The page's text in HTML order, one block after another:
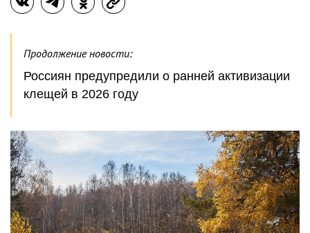
Продолжение новости:
Россиян предупредили о ранней активизации
клещей в 2026 году